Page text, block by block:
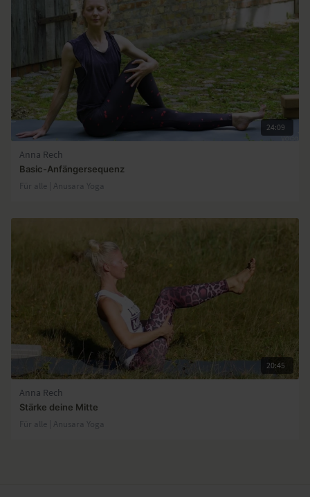
24:09
Anna Rech
Basic-Anfängersequenz
Für alle | Anusara Yoga
20:45
Anna Rech
Stärke deine Mitte
Für alle | Anusara Yoga